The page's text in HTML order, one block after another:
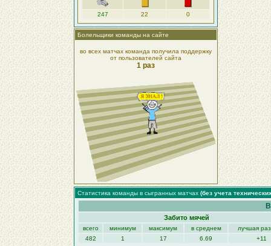
247 22 0
Болельщики команды на сайте
во всех матчах команда получила поддержку
от пользователей сайта
1 раз
Статистика команды в сыгранных матчах (без учета
Забито мячей
всего минимум максимум в среднем
лучшая
482
1 17 6.69 +11